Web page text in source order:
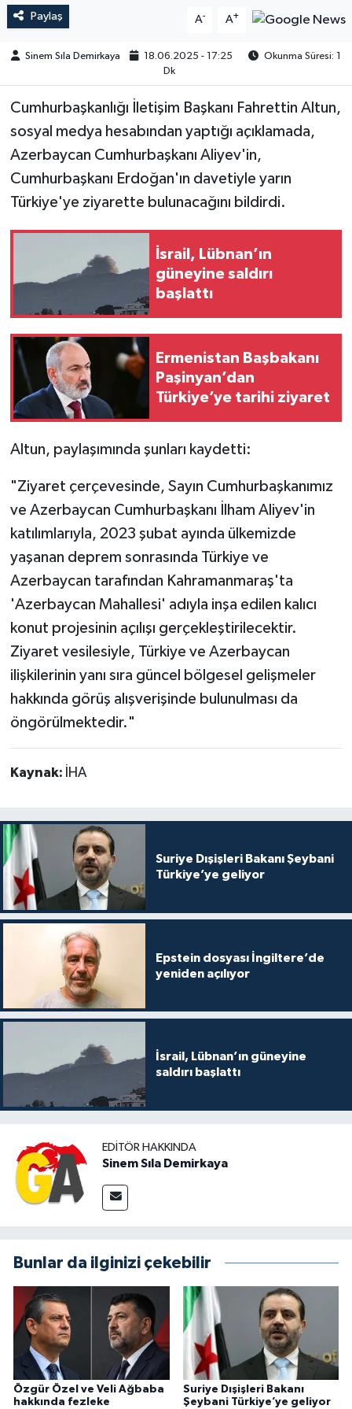
Paylaş A- A+
Sinem Sıla Demirkaya 18.06.2025 - 17:25
Okunma Süresi: 1
Dk
Cumhurbaşkanlığı İletişim Başkanı Fahrettin Altun,
sosyal medya hesabından yaptığı açıklamada,
Azerbaycan Cumhurbaşkanı Aliyev'in,
Cumhurbaşkanı Erdoğan'ın davetiyle yarın
Türkiye'ye ziyarette bulunacağını bildirdi.
İsrail, Lübnan’ın
güneyine saldırı
başlattı
Ermenistan Başbakanı
Paşinyan’dan
Türkiye’ye tarihi ziyaret
Altun, paylaşımında şunları kaydetti:
"Ziyaret çerçevesinde, Sayın Cumhurbaşkanımız
ve Azerbaycan Cumhurbaşkanı İlham Aliyev'in
katılımlarıyla, 2023 şubat ayında ülkemizde
yaşanan deprem sonrasında Türkiye ve
Azerbaycan tarafından Kahramanmaraş'ta
'Azerbaycan Mahallesi' adıyla inşa edilen kalıcı
konut projesinin açılışı gerçekleştirilecektir.
Ziyaret vesilesiyle, Türkiye ve Azerbaycan
ilişkilerinin yanı sıra güncel bölgesel gelişmeler
hakkında görüş alışverişinde bulunulması da
öngörülmektedir."
Kaynak: İHA
Suriye Dışişleri Bakanı Şeybani
Türkiye’ye geliyor
Epstein dosyası İngiltere’de
yeniden açılıyor
İsrail, Lübnan’ın güneyine
saldırı başlattı
EDITÖR HAKKINDA
Sinem Sıla Demirkaya
Bunlar da ilginizi çekebilir
Özgür Özel ve Veli Ağbaba
hakkında fezleke
Suriye Dışişleri Bakanı
Şeybani Türkiye’ye geliyor